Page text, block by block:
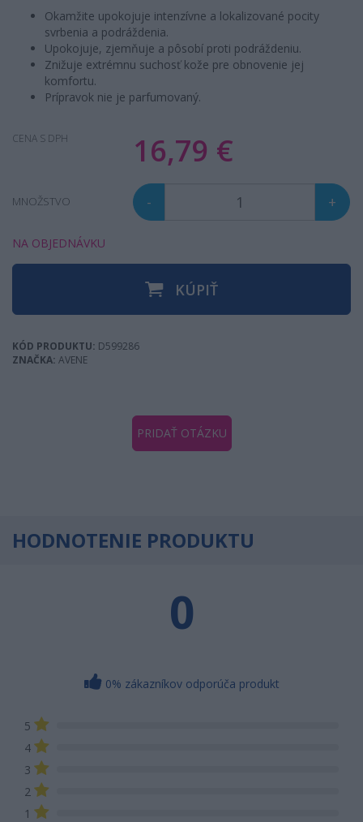
Okamžite upokojuje intenzívne a lokalizované pocity
svrbenia a podráždenia.
Upokojuje, zjemňuje a pôsobí proti podráždeniu.
Znižuje extrémnu suchosť kože pre obnovenie jej
komfortu.
Prípravok nie je parfumovaný.
CENA S DPH 16,79 €
MNOŽSTVO - +
NA OBJEDNÁVKU
KÚPIŤ
KÓD PRODUKTU: D599286
ZNAČKA: AVENE
PRIDAŤ OTÁZKU
HODNOTENIE PRODUKTU
0
0% zákazníkov odporúča produkt
5
4
3
2
1